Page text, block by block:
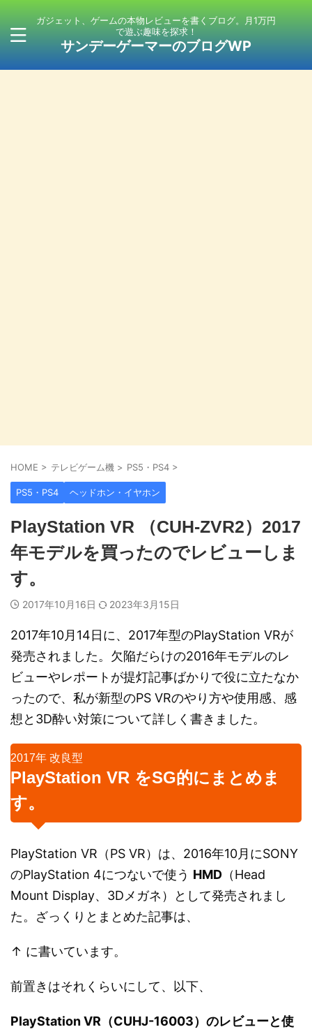
ガジェット、ゲームの本物レビューを書くブログ。月1万円
で遊ぶ趣味を探求！
サンデーゲーマーのブログWP
HOME > テレビゲーム機 > PS5・PS4 >
PS5・PS4 ヘッドホン・イヤホン
PlayStation VR （CUH-ZVR2）2017
年モデルを買ったのでレビューしま
す。
2017年10月16日 2023年3月15日
2017年10月14日に、2017年型のPlayStation VRが
発売されました。欠陥だらけの2016年モデルのレ
ビューやレポートが提灯記事ばかりで役に立たなか
ったので、私が新型のPS VRのやり方や使用感、感
想と3D酔い対策について詳しく書きました。
2017年 改良型
PlayStation VR をSG的にまとめま
す。
PlayStation VR（PS VR）は、2016年10月にSONY
のPlayStation 4につないで使う HMD （Head
Mount Display、3Dメガネ）として発売されまし
た。ざっくりとまとめた記事は、
↑ に書いています。
前置きはそれくらいにして、以下、
PlayStation VR（CUHJ-16003）のレビューと使